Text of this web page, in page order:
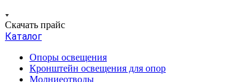
Скачать прайс
Каталог
Опоры освещения
Кронштейн освещения для опор
Молниеотводы